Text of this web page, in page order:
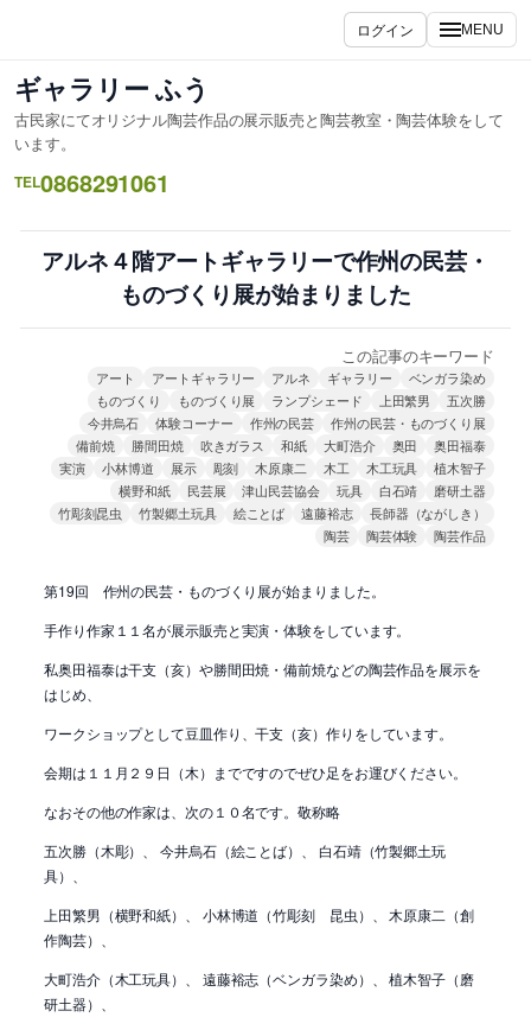
ス
キ
ッ
プ
ログイン MENU
ギャラリー ふう
古民家にてオリジナル陶芸作品の展示販売と陶芸教室・陶芸体験をして
います。
TEL0868291061
アルネ４階アートギャラリーで作州の民芸・
ものづくり展が始まりました
この記事のキーワード
アート アートギャラリー アルネ ギャラリー
ベンガラ染め
ものづくり
ものづくり展 ランプシェード 上田繁男
五次勝
今井烏石
体験コーナー 作州の民芸
作州の民芸・ものづくり展
備前焼
勝間田焼 吹きガラス 和紙 大町浩介 奥田
奥田福泰
実演
小林博道 展示 彫刻 木原康二 木工 木工玩具
植木智子
横野和紙
民芸展 津山民芸協会 玩具 白石靖
磨研土器
竹彫刻昆虫
竹製郷土玩具 絵ことば 遠藤裕志
長師器（ながしき）
陶芸
陶芸体験 陶芸作品
第19回 作州の民芸・ものづくり展が始まりました。
手作り作家１１名が展示販売と実演・体験をしています。
私奥田福泰は干支（亥）や勝間田焼・備前焼などの陶芸作品を展示を
はじめ、
ワークショップとして豆皿作り、干支（亥）作りをしています。
会期は１１月２９日（木）までですのでぜひ足をお運びください。
なおその他の作家は、次の１０名です。敬称略
五次勝（木彫）、 今井烏石（絵ことば）、 白石靖（竹製郷土玩
具）、
上田繁男（横野和紙）、 小林博道（竹彫刻 昆虫）、 木原康二（創
作陶芸）、
大町浩介（木工玩具）、 遠藤裕志（ベンガラ染め）、 植木智子（磨
研土器）、